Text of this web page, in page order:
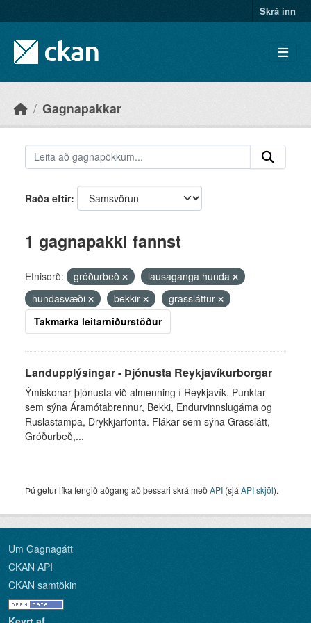
Skrá inn
Gagnapakkar
Raða eftir
1 gagnapakki fannst
Efnisorð: gróðurbeð
lausaganga hunda
hundasvæði
bekkir
grassláttur
Takmarka leitarniðurstöður
Landupplýsingar - Þjónusta Reykjavíkurborgar
Ýmiskonar þjónusta við almenning í Reykjavík. Punktar
sem sýna Áramótabrennur, Bekki, Endurvinnslugáma og
Ruslastampa, Drykkjarfonta. Flákar sem sýna Grasslátt,
Gróðurbeð,...
Þú getur líka fengið aðgang að þessari skrá meðAPI (sjá API skjöl).
Um Gagnagátt
CKAN API
CKAN samtökin